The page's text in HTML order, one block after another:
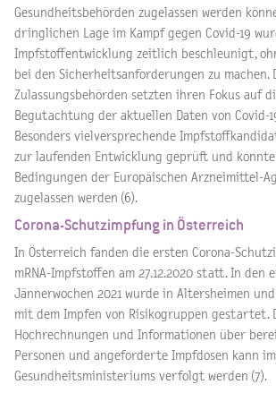
Gesundheitsbehörden zugelassen werden
dringlichen Lage im Kampf gegen Covid-19
Impfstoffentwicklung zeitlich beschleunigt,
bei den Sicherheitsanforderungen zu machen.
Zulassungsbehörden setzten ihren Fokus auf
Begutachtung der aktuellen Daten von Covid-
Besonders vielversprechende
zur laufenden Entwicklung geprüft und
Bedingungen der Europäischen Arzneimittel-
zugelassen werden (6).
Corona-Schutzimpfung in Österreich
In Österreich fanden die ersten Corona-
mRNA-Impfstoffen am 27.12.2020 statt. In den
Jännerwochen 2021 wurde in Altersheimen
mit dem Impfen von Risikogruppen gestartet.
Hochrechnungen und Informationen über
Personen und angeforderte Impfdosen kann
Gesundheitsministeriums verfolgt werden (7).